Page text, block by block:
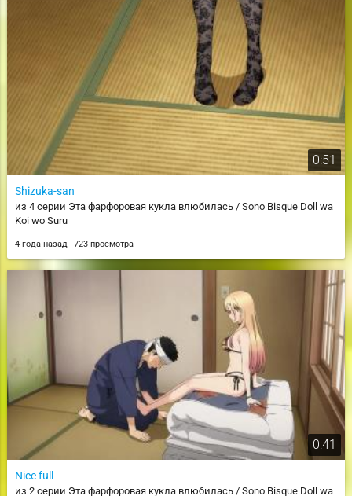
0:51
Shizuka-san
из 4 серии Эта фарфоровая кукла влюбилась / Sono Bisque Doll wa
Koi wo Suru
4 года назад 723 просмотра
0:41
Nice full
из 2 серии Эта фарфоровая кукла влюбилась / Sono Bisque Doll wa